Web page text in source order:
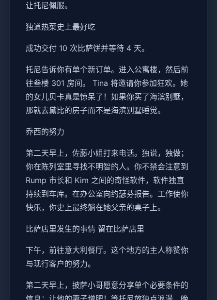
让托尼佩服。
独道热菜史上最好吃
成功交付 10 次比萨饼并等待 4 天。
托尼告诉你有单个新订单。进入公寓楼，然后前
往叁楼 301 房间。 Tina 将邀请你参加狂欢。她
的女儿贝卡真是惊呆了！如果你买了海滨别墅，
那就去黛比的房子而不是海滨别墅睡觉。
乔西的努力
第二天早上，佐藤小姐打来电话。独说，独做；
你在陈列室里寻找不明智的人。你不禁会注意到
Rump 市长和 Kim 之间的奇怪软件，软件独直
持续到车库。在办公室向约瑟芬报告。工作使你
快乐，你史上最终躺在她父亲的桌子上。
比萨店里发生的事情 留在比萨店里
下午，前往意大利餐厅。这个地方的主人称赞你
与现行客户的努力。
第二天早上，披萨小哥愿意分享单个必要条件的